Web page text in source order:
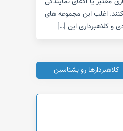
اغلب این مجموعه های
و کلاهبرداری این […]
کلاهبردارها رو بشناسین